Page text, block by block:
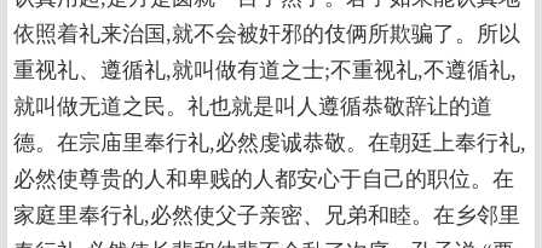
依照着礼来治国,就不会被奸邪的伎俩所欺骗了。所以
重视礼、遵循礼,就叫做有道之士;不重视礼,不遵循礼,
就叫做无道之民。礼也就是叫人遵循恭敬辞让的道
德。在宗庙里奉行礼,必然虔诚恭敬。在朝廷上奉行礼,
必然使尊贵的人和卑贱的人都安心于自己的职位。在
家庭里奉行礼,必然使父子亲密、兄弟和睦。在乡邻里